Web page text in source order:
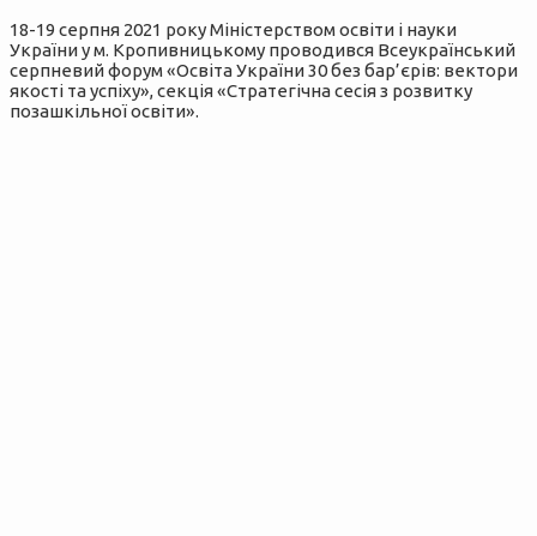
18-19 серпня 2021 року Міністерством освіти і науки
України у м. Кропивницькому проводився Всеукраїнський
серпневий форум «Освіта України 30 без бар’єрів: вектори
якості та успіху», секція «Стратегічна сесія з розвитку
позашкільної освіти».